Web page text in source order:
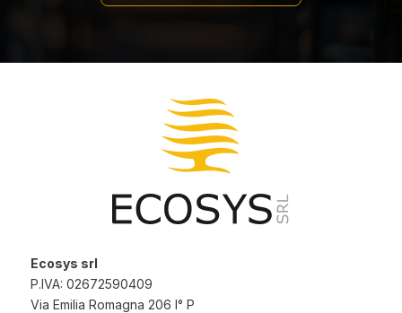
Ecosys srl
P.IVA: 02672590409
Via Emilia Romagna 206 I° P